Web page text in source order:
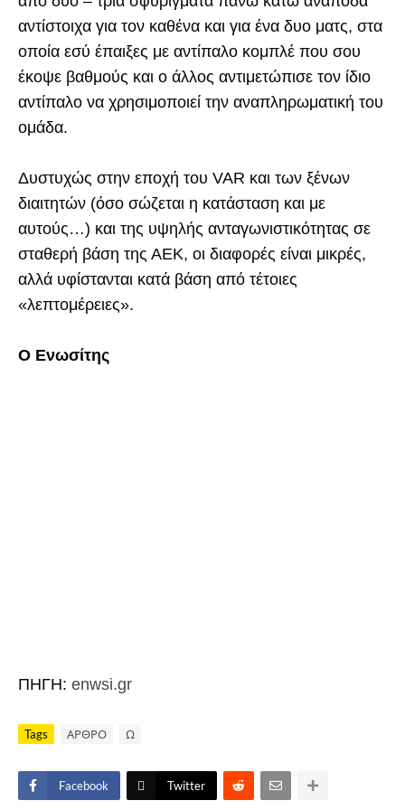
αντίστοιχα για τον καθένα και για ένα δυο ματς, στα
οποία εσύ έπαιξες με αντίπαλο κομπλέ που σου
έκοψε βαθμούς και ο άλλος αντιμετώπισε τον ίδιο
αντίπαλο να χρησιμοποιεί την αναπληρωματική του
ομάδα.
Δυστυχώς στην εποχή του VAR και των ξένων
διαιτητών (όσο σώζεται η κατάσταση και με
αυτούς…) και της υψηλής ανταγωνιστικότητας σε
σταθερή βάση της ΑΕΚ, οι διαφορές είναι μικρές,
αλλά υφίστανται κατά βάση από τέτοιες
«λεπτομέρειες».
Ο Ενωσίτης
ΠΗΓΗ: enwsi.gr
Tags ΑΡΘΡΟ Ω
Facebook Twitter